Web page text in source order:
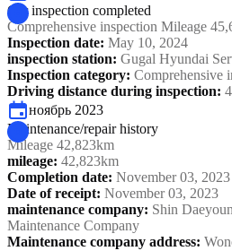
Car inspection completed
Comprehensive inspection Mileage
Inspection date: May 10, 2024
inspection station: Gugal Hyundai
Inspection category: Comprehensive
Driving distance during inspection:
ноябрь 2023
Maintenance/repair history
Mileage 42,823km
mileage: 42,823km
Completion date: November 03, 2023
Date of receipt: November 03, 2023
maintenance company: Shin
Maintenance Company
Maintenance company address: